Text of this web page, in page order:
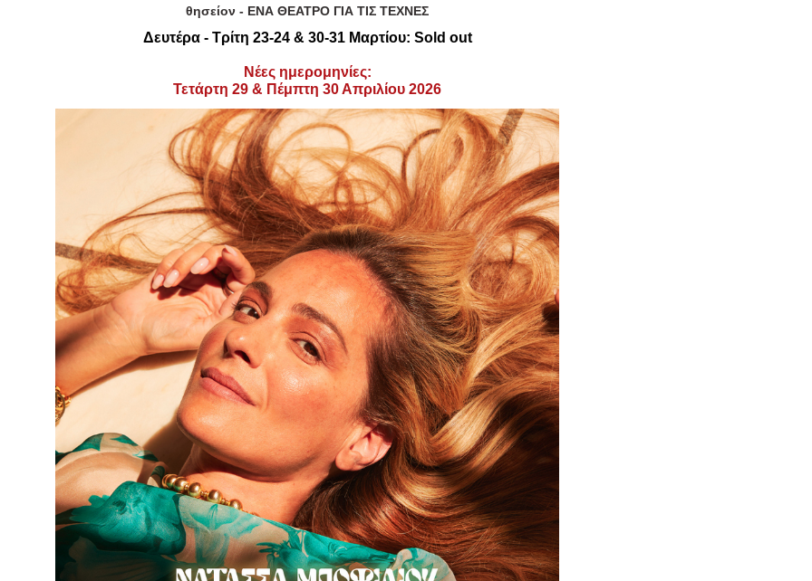
θησείον - ΕΝΑ ΘΕΑΤΡΟ ΓΙΑ ΤΙΣ ΤΕΧΝΕΣ
Δευτέρα - Τρίτη 23-24 & 30-31 Μαρτίου: Sold out
Νέες ημερομηνίες:
Τετάρτη 29 & Πέμπτη 30 Απριλίου 2026